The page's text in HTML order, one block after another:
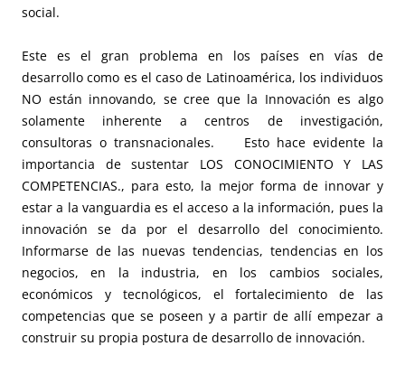
social.
Este es el gran problema en los países en vías de
desarrollo como es el caso de Latinoamérica, los individuos
NO están innovando, se cree que la Innovación es algo
solamente inherente a centros de investigación,
consultoras o transnacionales. Esto hace evidente la
importancia de sustentar LOS CONOCIMIENTO Y LAS
COMPETENCIAS., para esto, la mejor forma de innovar y
estar a la vanguardia es el acceso a la información, pues la
innovación se da por el desarrollo del conocimiento.
Informarse de las nuevas tendencias, tendencias en los
negocios, en la industria, en los cambios sociales,
económicos y tecnológicos, el fortalecimiento de las
competencias que se poseen y a partir de allí empezar a
construir su propia postura de desarrollo de innovación.